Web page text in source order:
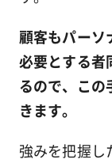
顧客もパーソ
必要とする者
るので、この
きます。
強みを把握し